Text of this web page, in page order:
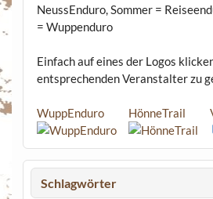
NeussEnduro, Sommer =
= Wuppenduro
Einfach auf eines der Logos
entsprechenden Veranstalter zu
WuppEnduro HönneTrail
Schlagwörter